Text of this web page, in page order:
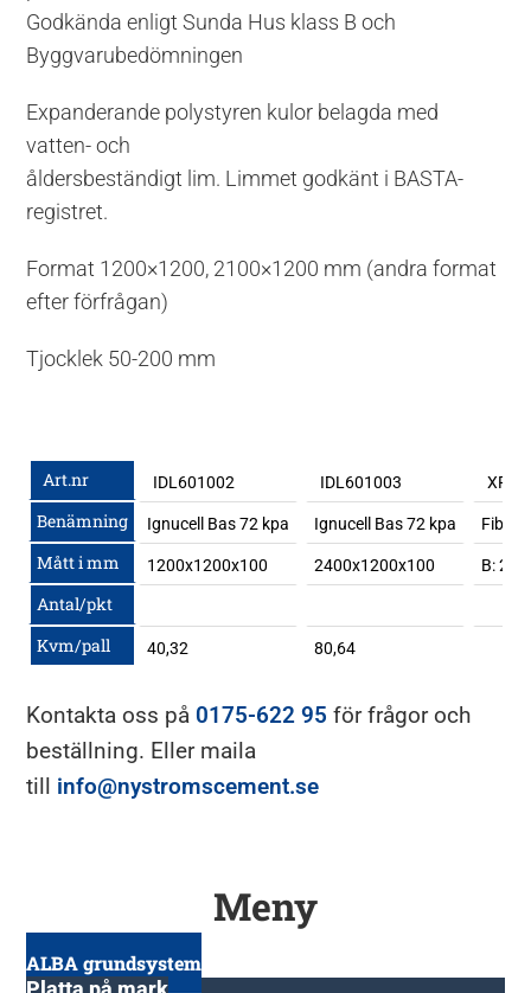
Godkända enligt Sunda Hus klass B och
Byggvarubedömningen
Expanderande polystyren kulor belagda med
vatten- och
åldersbeständigt lim. Limmet godkänt i BASTA-
registret.
Format 1200×1200, 2100×1200 mm (andra format
efter förfrågan)
Tjocklek 50-200 mm
Art.nr
Benämning
Mått i mm
Antal/pkt
Kvm/pall
IDL601002
Ignucell Bas 72 kpa
1200x1200x100
40,32
IDL601003
Ignucell Bas 72 kpa
2400x1200x100
80,64
B:
Kontakta oss på 0175-622 95 för frågor och
beställning. Eller maila
till info@nystromscement.se
Meny
ALBA grundsystem